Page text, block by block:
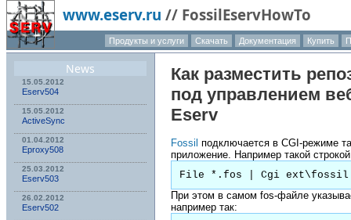
www.eserv.ru // FossilEservHowTo
Продукты и услуги Скачать Документация Купить
News
15.05.2012
Eserv504
15.05.2012
ActiveSync
01.04.2012
Eproxy508
25.03.2012
Eserv503
26.02.2012
Eserv502
Как разместить
под управлением
Eserv
Fossil подключается в CGI-режиме
приложение. Например такой
File *.fos | Cgi
При этом в самом fos-файле
например так: